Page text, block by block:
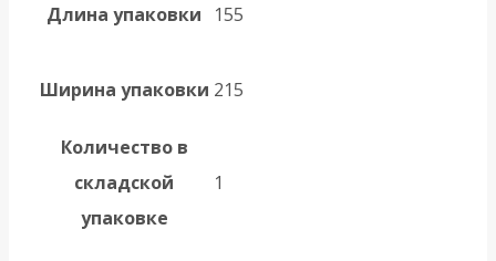
Длина упаковки 155
Ширина упаковки 215
Количество в
складской
упаковке
1